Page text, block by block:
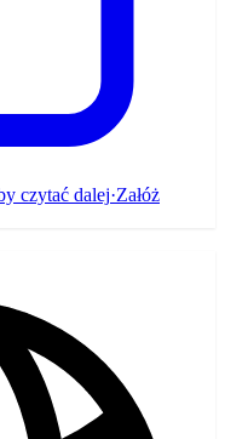
czytać dalej·Załóż